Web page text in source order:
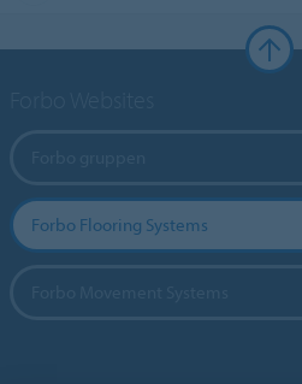
Forbo Flooring Systems